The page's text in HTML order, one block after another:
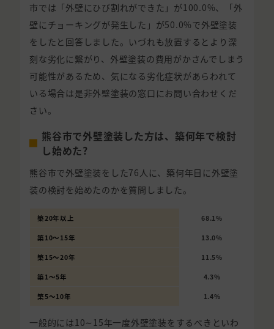
市では「外壁にひび割れができた」が100.0%、「外
壁にチョーキングが発生した」が50.0%で外壁塗装
をしたと回答しました。いづれも放置するとより深
刻な劣化に繋がり、外壁塗装の費用がかさんでしまう
可能性があるため、気になる劣化症状があらわれて
いる場合は是非外壁塗装の窓口にお問い合わせくだ
さい。
熊谷市で外壁塗装した方は、築何年で検討
し始めた?
熊谷市で外壁塗装をした76人に、築何年目に外壁塗
装の検討を始めたのかを質問しました。
築20年以上 68.1%
築10〜15年 13.0%
築15〜20年 11.5%
築1〜5年 4.3%
築5〜10年 1.4%
一般的には10∼15年一度外壁塗装をするべきといわ